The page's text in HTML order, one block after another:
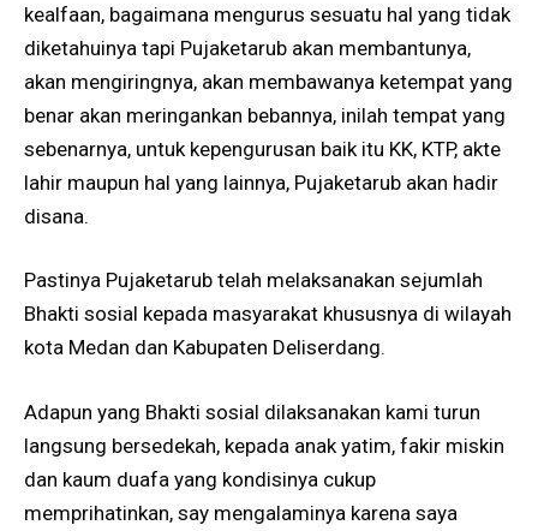
kealfaan, bagaimana mengurus sesuatu hal yang tidak
diketahuinya tapi Pujaketarub akan membantunya,
akan mengiringnya, akan membawanya ketempat yang
benar akan meringankan bebannya, inilah tempat yang
sebenarnya, untuk kepengurusan baik itu KK, KTP, akte
lahir maupun hal yang lainnya, Pujaketarub akan hadir
disana.
Pastinya Pujaketarub telah melaksanakan sejumlah
Bhakti sosial kepada masyarakat khususnya di wilayah
kota Medan dan Kabupaten Deliserdang.
Adapun yang Bhakti sosial dilaksanakan kami turun
langsung bersedekah, kepada anak yatim, fakir miskin
dan kaum duafa yang kondisinya cukup
memprihatinkan, say mengalaminya karena saya